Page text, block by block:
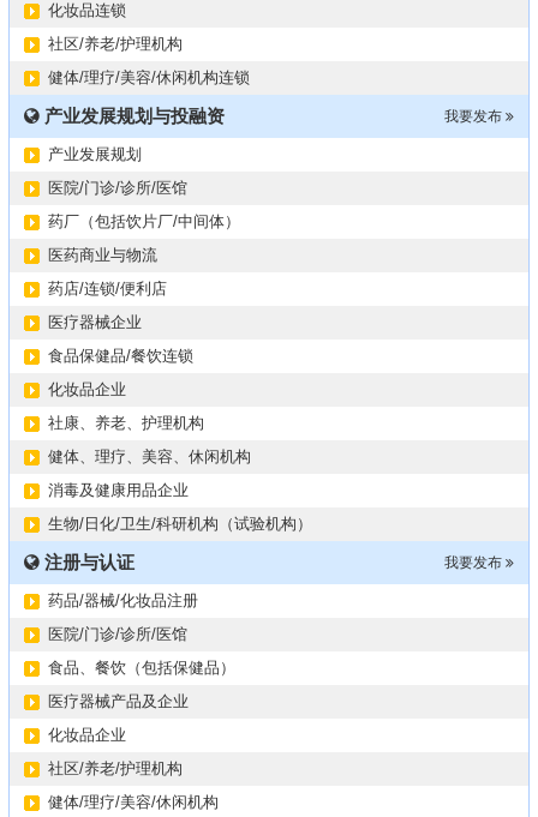
化妆品连锁
社区/养老/护理机构
健体/理疗/美容/休闲机构连锁
我要发布
产业发展规划与投融资
产业发展规划
医院/门诊/诊所/医馆
药厂（包括饮片厂/中间体）
医药商业与物流
药店/连锁/便利店
医疗器械企业
食品保健品/餐饮连锁
化妆品企业
社康、养老、护理机构
健体、理疗、美容、休闲机构
消毒及健康用品企业
生物/日化/卫生/科研机构（试验机构）
我要发布
注册与认证
药品/器械/化妆品注册
医院/门诊/诊所/医馆
食品、餐饮（包括保健品）
医疗器械产品及企业
化妆品企业
社区/养老/护理机构
健体/理疗/美容/休闲机构